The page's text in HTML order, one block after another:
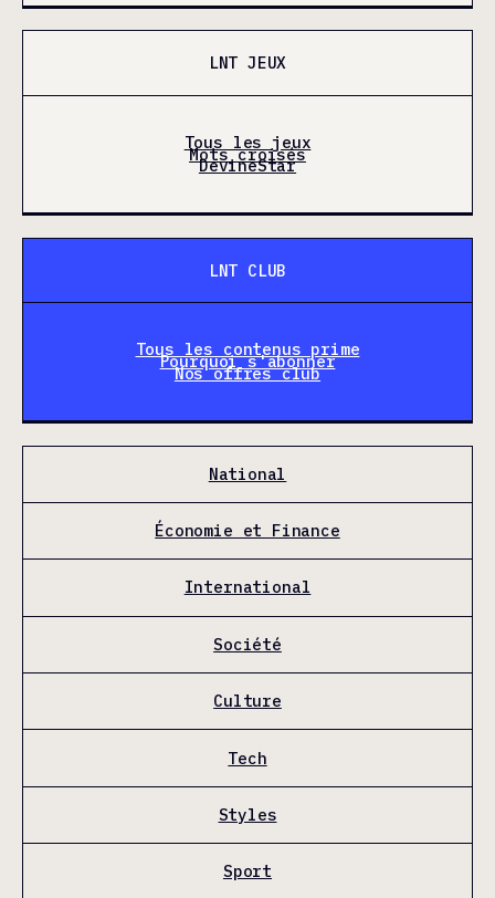
LNT JEUX
Tous les jeux
Mots croisés
DevineStar
LNT CLUB
Tous les contenus prime
Pourquoi s'abonner
Nos offres club
National
Économie et Finance
International
Société
Culture
Tech
Styles
Sport